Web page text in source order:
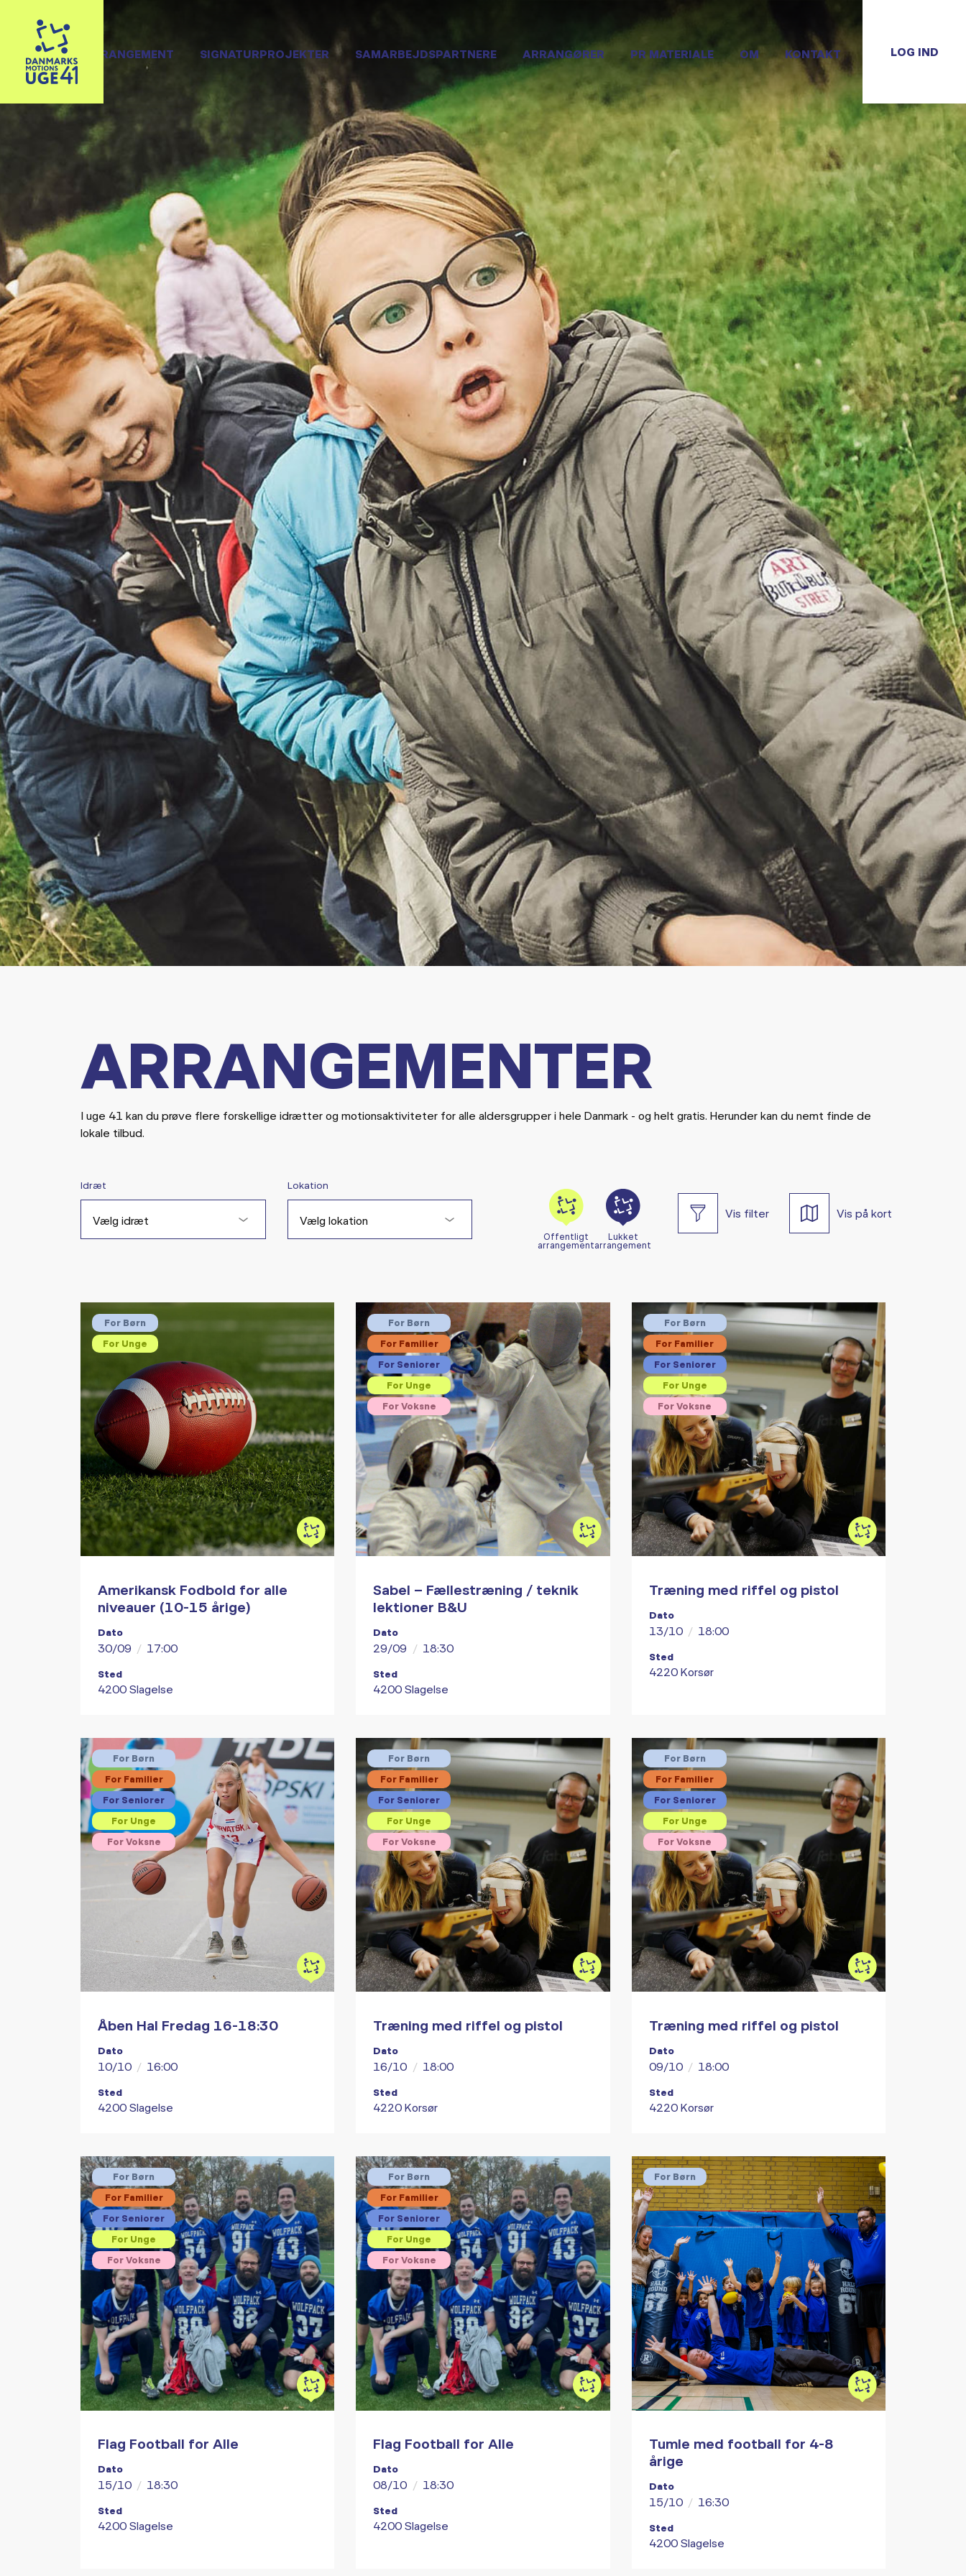
OPRET ARRANGEMENT SIGNATURPROJEKTER SAMARBEJDSPARTNERE ARRANGØRER PR MATERIALE OM KONTAKT LOG IND
ARRANGEMENTER
I uge 41 kan du prøve flere forskellige idrætter og motionsaktiviteter for alle aldersgrupper i hele Danmark - og helt gratis. Herunder kan du nemt finde de
lokale tilbud.
Idræt
Vælg idræt
Lokation
Vælg lokation
Offentligt
arrangement
Lukket
arrangement
Vis filter Vis på kort
For Børn
For Unge
Amerikansk Fodbold for alle
niveauer (10-15 årige)
Dato
30/09 / 17:00
Sted
4200 Slagelse
For Børn
For Familier
For Seniorer
For Unge
For Voksne
Sabel – Fællestræning / teknik
lektioner B&U
Dato
29/09 / 18:30
Sted
4200 Slagelse
For Børn
For Familier
For Seniorer
For Unge
For Voksne
Træning med riffel og pistol
Dato
13/10 / 18:00
Sted
4220 Korsør
For Børn
For Familier
For Seniorer
For Unge
For Voksne
Åben Hal Fredag 16-18:30
Dato
10/10 / 16:00
Sted
4200 Slagelse
For Børn
For Familier
For Seniorer
For Unge
For Voksne
Træning med riffel og pistol
Dato
16/10 / 18:00
Sted
4220 Korsør
For Børn
For Familier
For Seniorer
For Unge
For Voksne
Træning med riffel og pistol
Dato
09/10 / 18:00
Sted
4220 Korsør
For Børn
For Familier
For Seniorer
For Unge
For Voksne
Flag Football for Alle
Dato
15/10 / 18:30
Sted
4200 Slagelse
For Børn
For Familier
For Seniorer
For Unge
For Voksne
Flag Football for Alle
Dato
08/10 / 18:30
Sted
4200 Slagelse
For Børn
Tumle med football for 4-8
årige
Dato
15/10 / 16:30
Sted
4200 Slagelse